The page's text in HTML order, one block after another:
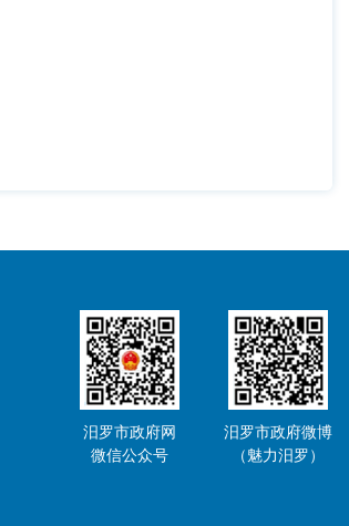
汨罗市政府网
微信公众号
汨罗市政府微博
（魅力汨罗）